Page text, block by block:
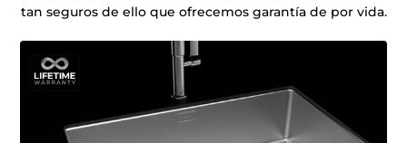
tan seguros de ello que ofrecemos garantía de por vida.